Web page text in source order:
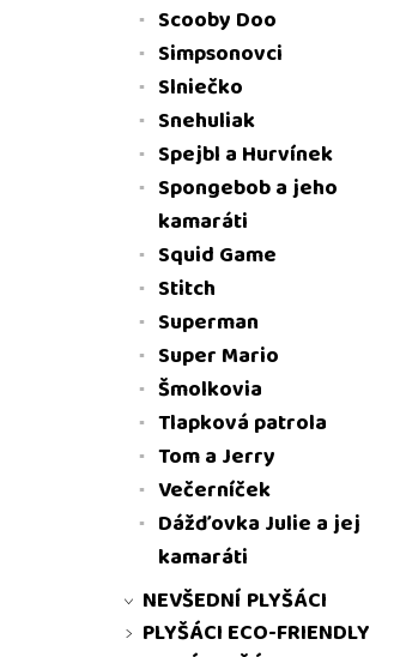
Scooby Doo
Simpsonovci
Slniečko
Snehuliak
Spejbl a Hurvínek
Spongebob a jeho
kamaráti
Squid Game
Stitch
Superman
Super Mario
Šmolkovia
Tlapková patrola
Tom a Jerry
Večerníček
Dážďovka Julie a jej
kamaráti
NEVŠEDNÍ PLYŠÁCI
PLYŠÁCI ECO-FRIENDLY